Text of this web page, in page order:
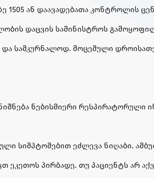
ან დაავადებათა კონტროლის
დაცვის სამინისტროს
სამკურნალოდ. მოცემული
ნებისმიერი რესპირატორული
სიმპტომებით ეძლევა ნიღაბი.
პირბადე. თუ პაციენტს არ